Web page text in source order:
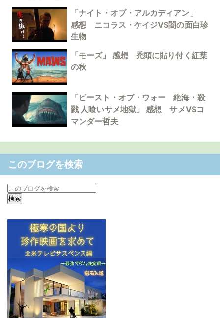
「ナイト・オブ・アルカディアン」
感想 ニコラス・ケイジVS闇の面白珍
生物
「モーズ」 感想 禿頭に貼り付く紅葉
の秋
「ビースト・オブ・ウォー 絶海・殺
戮 人喰いサメ地獄」 感想 サメVSコ
マンダー哲夫
このブログを検索